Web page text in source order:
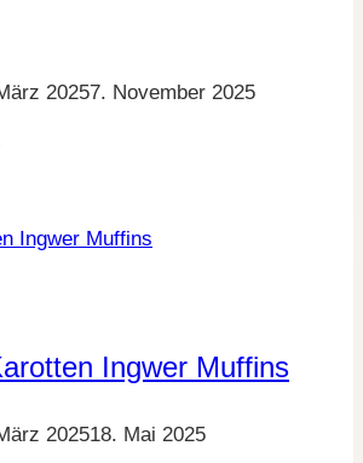
20257. November 2025
Ingwer Muffins
202518. Mai 2025